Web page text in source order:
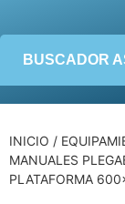
BUSCADOR
INICIO /
MANUALES
PLATAFORMA